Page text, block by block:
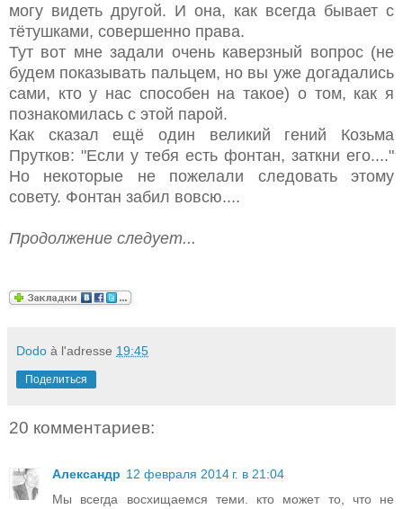
могу видеть другой. И она, как всегда бывает с
тётушками, совершенно права.
Тут вот мне задали очень каверзный вопрос (не
будем показывать пальцем, но вы уже догадались
сами, кто у нас способен на такое) о том, как я
познакомилась с этой парой.
Как сказал ещё один великий гений Козьма
Прутков: "Если у тебя есть фонтан, заткни его...."
Но некоторые не пожелали следовать этому
совету. Фонтан забил вовсю....
Продолжение следует...
Dodo à l'adresse 19:45
Поделиться
20 комментариев:
Александр 12 февраля 2014 г. в 21:04
Мы всегда восхищаемся теми. кто может то, что не